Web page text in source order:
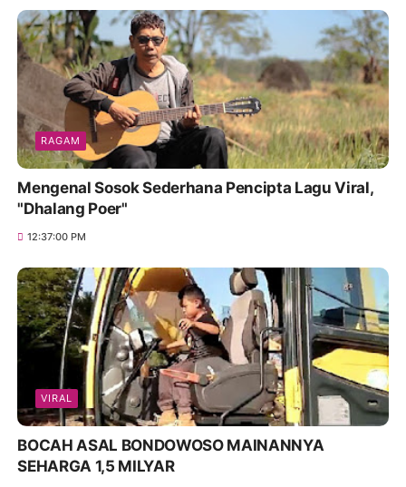
RAGAM
Mengenal Sosok Sederhana Pencipta Lagu Viral,
"Dhalang Poer"
12:37:00 PM
VIRAL
BOCAH ASAL BONDOWOSO MAINANNYA
SEHARGA 1,5 MILYAR